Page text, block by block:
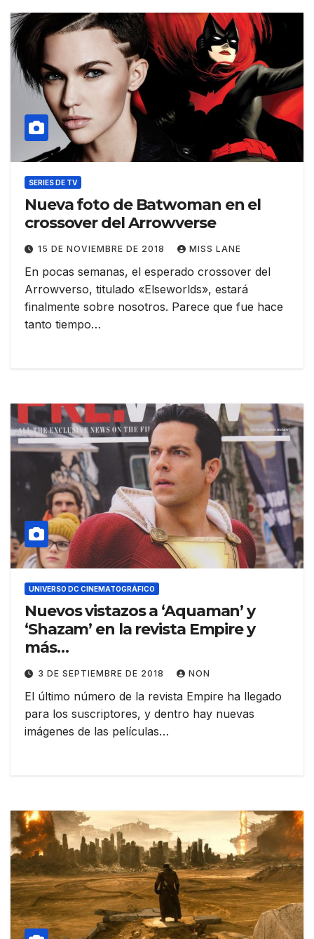
SERIES DE TV
Nueva foto de Batwoman en el
crossover del Arrowverse
15 DE NOVIEMBRE DE 2018 MISS LANE
En pocas semanas, el esperado crossover del
Arrowverso, titulado «Elseworlds», estará
finalmente sobre nosotros. Parece que fue hace
tanto tiempo…
UNIVERSO DC CINEMATOGRÁFICO
Nuevos vistazos a ‘Aquaman’ y
‘Shazam’ en la revista Empire y
más…
3 DE SEPTIEMBRE DE 2018 NON
El último número de la revista Empire ha llegado
para los suscriptores, y dentro hay nuevas
imágenes de las películas…